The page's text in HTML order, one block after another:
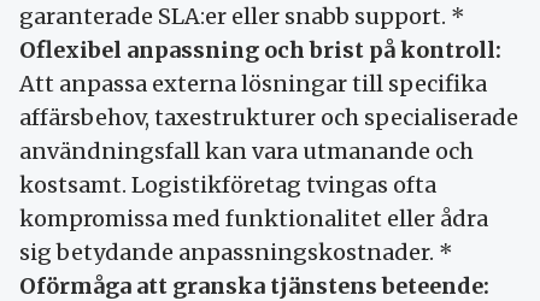
garanterade SLA:er eller snabb support. *
Oflexibel anpassning och brist på kontroll:
Att anpassa externa lösningar till specifika
affärsbehov, taxestrukturer och specialiserade
användningsfall kan vara utmanande och
kostsamt. Logistikföretag tvingas ofta
kompromissa med funktionalitet eller ådra
sig betydande anpassningskostnader. *
Oförmåga att granska tjänstens beteende: